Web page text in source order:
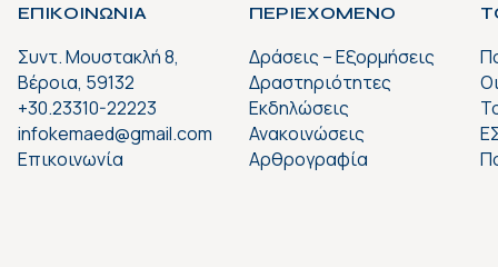
ΕΠΙΚΟΙΝΩΝΙΑ
Συντ. Μουστακλή 8,
Βέροια, 59132
+30.23310-22223
infokemaed@gmail.com
Επικοινωνία
ΠΕΡΙΕΧΟΜΕΝΟ
Δράσεις – Εξορμήσεις
Δραστηριότητες
Εκδηλώσεις
Ανακοινώσεις
Αρθρογραφία